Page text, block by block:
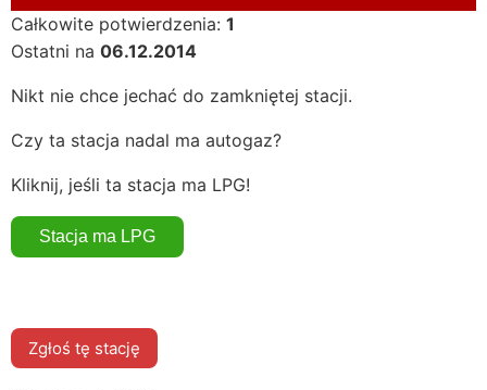
Całkowite potwierdzenia: 1
Ostatni na 06.12.2014
Nikt nie chce jechać do zamkniętej stacji.
Czy ta stacja nadal ma autogaz?
Kliknij, jeśli ta stacja ma LPG!
Zgłoś tę stację